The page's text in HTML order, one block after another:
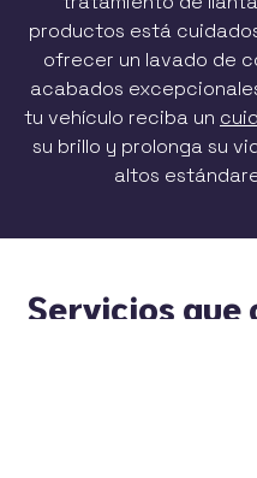
productos está
ofrecer un lavado de
acabados
tu vehículo reciba un
su brillo y prolonga su
altos
Servicios